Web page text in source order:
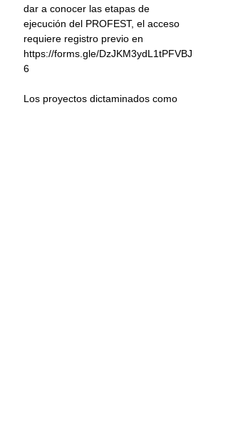
dar a conocer las etapas de
ejecución del PROFEST, el acceso
requiere registro previo en
https://forms.gle/DzJKM3ydL1tPFVBJ
6
Los proyectos dictaminados como